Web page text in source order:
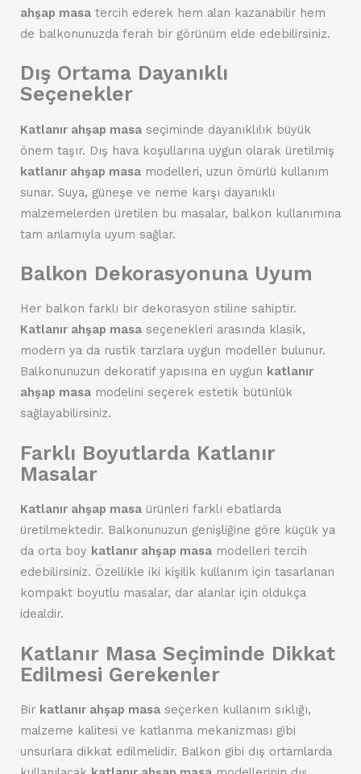
ahşap masa tercih ederek hem alan kazanabilir hem
de balkonunuzda ferah bir görünüm elde edebilirsiniz.
Dış Ortama Dayanıklı
Seçenekler
Katlanır ahşap masa seçiminde dayanıklılık büyük
önem taşır. Dış hava koşullarına uygun olarak üretilmiş
katlanır ahşap masa modelleri, uzun ömürlü kullanım
sunar. Suya, güneşe ve neme karşı dayanıklı
malzemelerden üretilen bu masalar, balkon kullanımına
tam anlamıyla uyum sağlar.
Balkon Dekorasyonuna Uyum
Her balkon farklı bir dekorasyon stiline sahiptir.
Katlanır ahşap masa seçenekleri arasında klasik,
modern ya da rustik tarzlara uygun modeller bulunur.
Balkonunuzun dekoratif yapısına en uygun katlanır
ahşap masa modelini seçerek estetik bütünlük
sağlayabilirsiniz.
Farklı Boyutlarda Katlanır
Masalar
Katlanır ahşap masa ürünleri farklı ebatlarda
üretilmektedir. Balkonunuzun genişliğine göre küçük ya
da orta boy katlanır ahşap masa modelleri tercih
edebilirsiniz. Özellikle iki kişilik kullanım için tasarlanan
kompakt boyutlu masalar, dar alanlar için oldukça
idealdir.
Katlanır Masa Seçiminde Dikkat
Edilmesi Gerekenler
Bir katlanır ahşap masa seçerken kullanım sıklığı,
malzeme kalitesi ve katlanma mekanizması gibi
unsurlara dikkat edilmelidir. Balkon gibi dış ortamlarda